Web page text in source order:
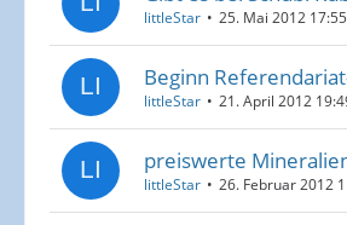
littleStar 25. Mai 2012 17:55
Beginn
littleStar 21. April 2012
preiswerte
littleStar 26. Februar 2012